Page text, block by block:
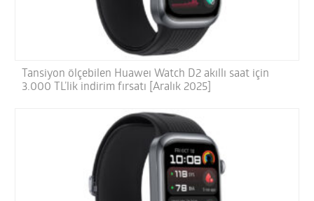
Tansiyon ölçebilen Huaweı Watch D2 akıllı saat için
3.000 TL’lik indirim fırsatı [Aralık 2025]